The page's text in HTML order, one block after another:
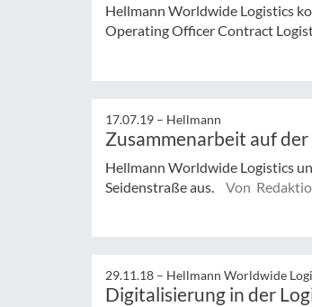
Hellmann Worldwide Logistics
Operating Officer Contract
17.07.19 – Hellmann
Zusammenarbeit auf
Hellmann Worldwide Logistics
Seidenstraße aus.
Von
29.11.18 – Hellmann Worldwide
Digitalisierung in der